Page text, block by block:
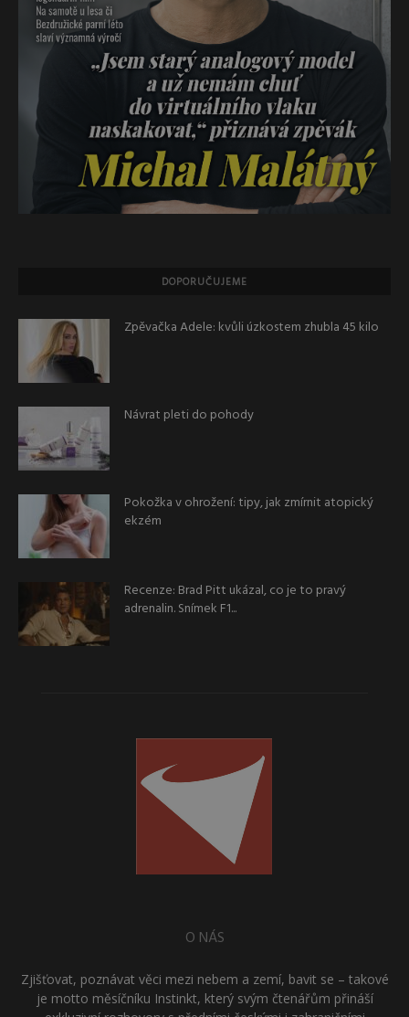
DOPORUČUJEME
Zpěvačka Adele: kvůli úzkostem zhubla 45 kilo
Návrat pleti do pohody
Pokožka v ohrožení: tipy, jak zmírnit atopický
ekzém
Recenze: Brad Pitt ukázal, co je to pravý
adrenalin. Snímek F1...
O NÁS
Zjišťovat, poznávat věci mezi nebem a zemí, bavit se – takové
je motto měsíčníku Instinkt, který svým čtenářům přináší